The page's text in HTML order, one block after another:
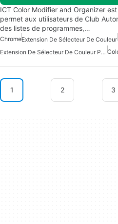
ICT Color Modifier and Organizer
permet aux utilisateurs de Club
des listes de programmes,…
ChromeExtension De Sélecteur De Couleur
Extension De Sélecteur De Couleur Pour Chrome
1 2 3